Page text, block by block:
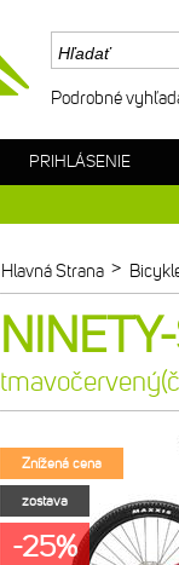
Hlavná Strana >
Znížená cena
zostava
-25%
Podrobné
PRIHLÁSENIE